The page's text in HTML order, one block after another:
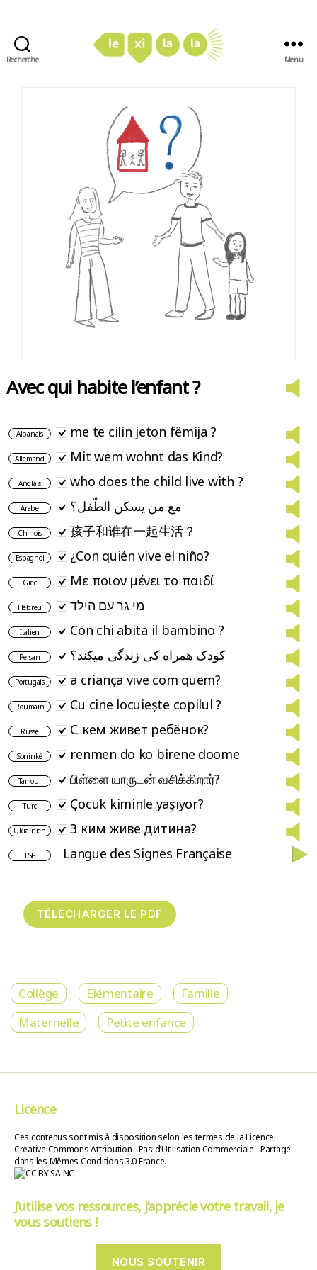
Recherche Menu
Avec qui habite l’enfant ?
Albanais me te cilin jeton fëmija ?
Allemand Mit wem wohnt das Kind?
Anglais who does the child live with ?
Arabe مع من يسكن الطّفل؟
Chinois 孩子和谁在一起生活？
Espagnol ¿Con quién vive el niño?
Grec Με ποιον μένει το παιδί
Hébreu מי גר עם הילד
Italien Con chi abita il bambino ?
Persan کودک همراه کی زندگی میکند؟
Portugais a criança vive com quem?
Roumain Cu cine locuiește copilul ?
Russe С кем живет ребёнок?
Soninké renmen do ko birene doome
Tamoul பிள்ளை யாருடன் வசிக்கிறார்?
Turc Çocuk kiminle yaşıyor?
Ukrainien З ким живе дитина?
LSF Langue des Signes Française
Collège Elémentaire
Famille
Maternelle
Petite enfance
Licence
Ces contenus sont mis à disposition selon les termes de la Licence
Creative Commons Attribution - Pas d’Utilisation Commerciale - Partage
dans les Mêmes Conditions 3.0 France.
J’utilise vos ressources, j’apprécie votre travail, je
vous soutiens !
NOUS SOUTENIR